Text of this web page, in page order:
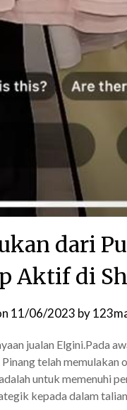
dari
Aktif di
11/06/2023 by
jualan Elgini.Pada
telah memulakan
untuk memenuhi
kepada dalam